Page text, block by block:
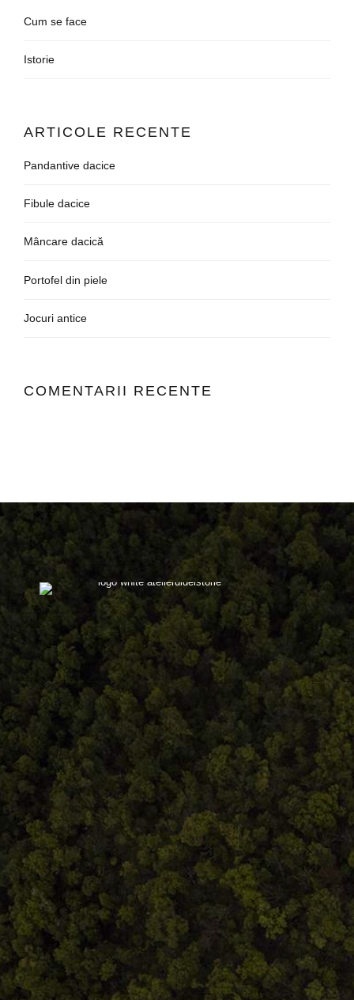
Cum se face
Istorie
ARTICOLE RECENTE
Pandantive dacice
Fibule dacice
Mâncare dacică
Portofel din piele
Jocuri antice
COMENTARII RECENTE
Comandă, plată, livrare
Întreținere produse
Facebook.com/atelieruldeistorie
Contact@atelieruldeistorie.ro
0748.884.543
Termeni și condiții
ANPC
Home Despre noi Produse Blog
Contact
Termeni și condiții
S.C. Atelierul de istorie SRL
J12/419/2016